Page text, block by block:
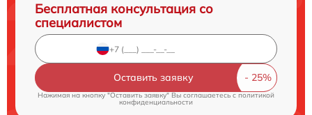
Бесплатная консультация со
специалистом
Оставить заявку
Нажимая на кнопку "Оставить заявку" Вы соглашаетесь cполитикой
конфиденциальности